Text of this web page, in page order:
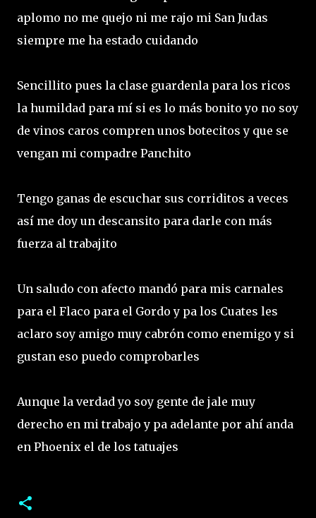
aplomo no me quejo ni me rajo mi San Judas
siempre me ha estado cuidando
Sencillito pues la clase guardenla para los ricos
la humildad para mí si es lo más bonito yo no soy
de vinos caros compren unos botecitos y que se
vengan mi compadre Panchito
Tengo ganas de escuchar sus corriditos a veces
así me doy un descansito para darle con más
fuerza al trabajito
Un saludo con afecto mandó para mis carnales
para el Flaco para el Gordo y pa los Cuates les
aclaro soy amigo muy cabrón como enemigo y si
gustan eso puedo comprobarles
Aunque la verdad yo soy gente de jale muy
derecho en mi trabajo y pa adelante por ahí anda
en Phoenix el de los tatuajes